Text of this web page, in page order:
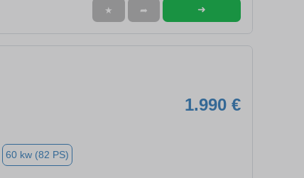
★ ➦ ➜
1.990 €
60 kw (82 PS)